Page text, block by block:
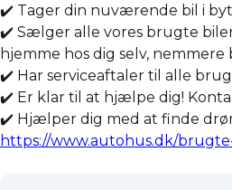
✔️ Tager din nuværende bil i
✔️ Sælger alle vores brugte
hjemme hos dig selv, nemmere
✔️ Har serviceaftaler til alle
✔️ Er klar til at hjælpe dig!
✔️ Hjælper dig med at finde
https://www.autohus.dk/